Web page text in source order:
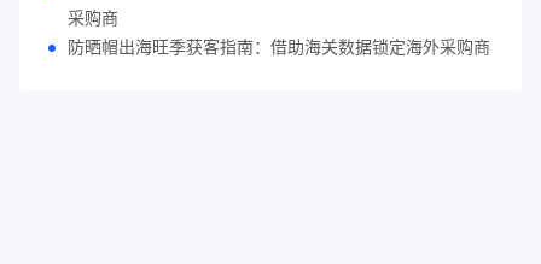
采购商
防晒帽出海旺季获客指南：借助海关数据锁定海外采购商